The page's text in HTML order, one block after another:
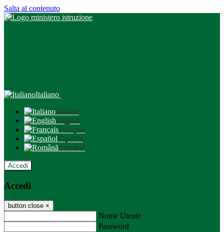
Salta al contenuto
Italiano
Italiano
English
Français
Español
Română
Accedi
Accedi
button close ×
Nome Utente
Password